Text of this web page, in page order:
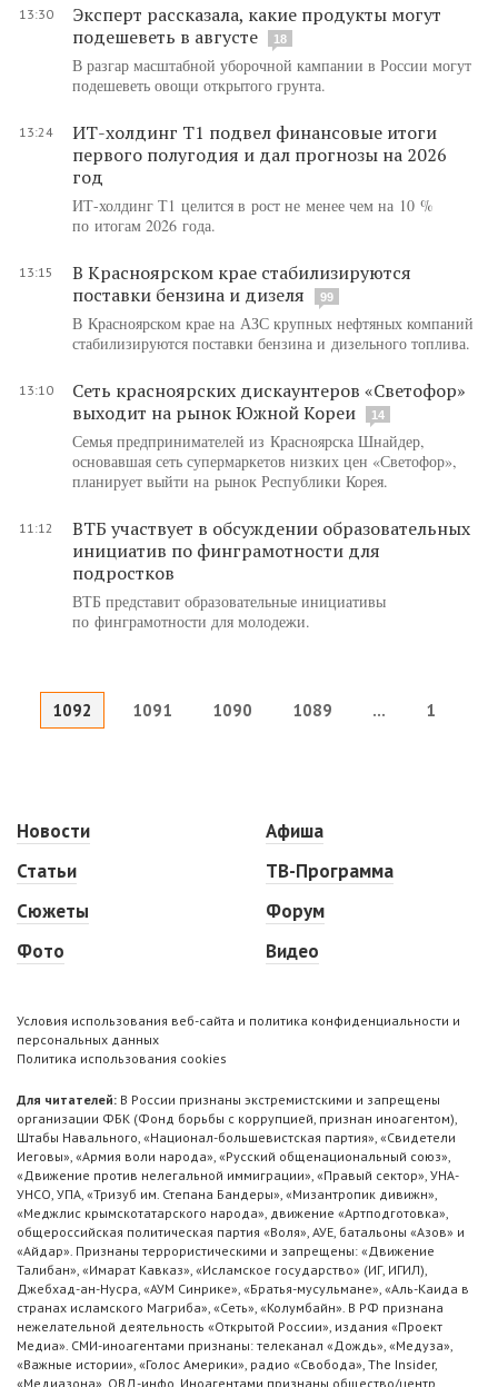
13:30
Эксперт рассказала, какие продукты могут
подешеветь в августе
18
В разгар масштабной уборочной кампании в России могут
подешеветь овощи открытого грунта.
13:24
ИТ-холдинг Т1 подвел финансовые итоги
первого полугодия и дал прогнозы на 2026
год
ИТ-холдинг Т1 целится в рост не менее чем на 10 %
по итогам 2026 года.
13:15
В Красноярском крае стабилизируются
поставки бензина и дизеля
99
В Красноярском крае на АЗС крупных нефтяных компаний
стабилизируются поставки бензина и дизельного топлива.
13:10
Сеть красноярских дискаунтеров «Светофор»
выходит на рынок Южной Кореи
14
Семья предпринимателей из Красноярска Шнайдер,
основавшая сеть супермаркетов низких цен «Светофор»,
планирует выйти на рынок Республики Корея.
11:12
ВТБ участвует в обсуждении образовательных
инициатив по финграмотности для
подростков
ВТБ представит образовательные инициативы
по финграмотности для молодежи.
1092 1091 1090 1089 ... 1
Новости
Статьи
Сюжеты
Фото
Афиша
ТВ-Программа
Форум
Видео
Условия использования веб-сайта и политика конфиденциальности и
персональных данных
Политика использования cookies
Для читателей: В России признаны экстремистскими и запрещены
организации ФБК (Фонд борьбы с коррупцией, признан иноагентом),
Штабы Навального, «Национал-большевистская партия», «Свидетели
Иеговы», «Армия воли народа», «Русский общенациональный союз»,
«Движение против нелегальной иммиграции», «Правый сектор», УНА-
УНСО, УПА, «Тризуб им. Степана Бандеры», «Мизантропик дивижн»,
«Меджлис крымскотатарского народа», движение «Артподготовка»,
общероссийская политическая партия «Воля», АУЕ, батальоны «Азов» и
«Айдар». Признаны террористическими и запрещены: «Движение
Талибан», «Имарат Кавказ», «Исламское государство» (ИГ, ИГИЛ),
Джебхад-ан-Нусра, «АУМ Синрике», «Братья-мусульмане», «Аль-Каида в
странах исламского Магриба», «Сеть», «Колумбайн». В РФ признана
нежелательной деятельность «Открытой России», издания «Проект
Медиа». СМИ-иноагентами признаны: телеканал «Дождь», «Медуза»,
«Важные истории», «Голос Америки», радио «Свобода», The Insider,
«Медиазона», ОВД-инфо. Иноагентами признаны общество/центр